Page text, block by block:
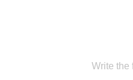
Write the